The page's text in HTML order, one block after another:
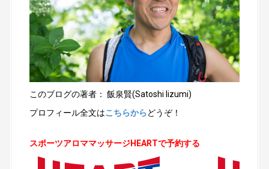
このブログの著者： 飯泉賢(Satoshi Iizumi)
プロフィール全文はこちらからどうぞ！
スポーツアロママッサージHEARTで予約する